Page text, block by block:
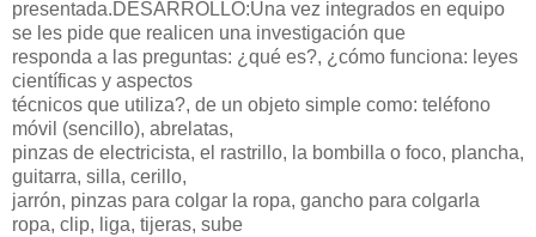
presentada.DESARROLLO:Una vez integrados en equipo
se les pide que realicen una investigación que
responda a las preguntas: ¿qué es?, ¿cómo funciona: leyes
científicas y aspectos
técnicos que utiliza?, de un objeto simple como: teléfono
móvil (sencillo), abrelatas,
pinzas de electricista, el rastrillo, la bombilla o foco, plancha,
guitarra, silla, cerillo,
jarrón, pinzas para colgar la ropa, gancho para colgarla
ropa, clip, liga, tijeras, sube